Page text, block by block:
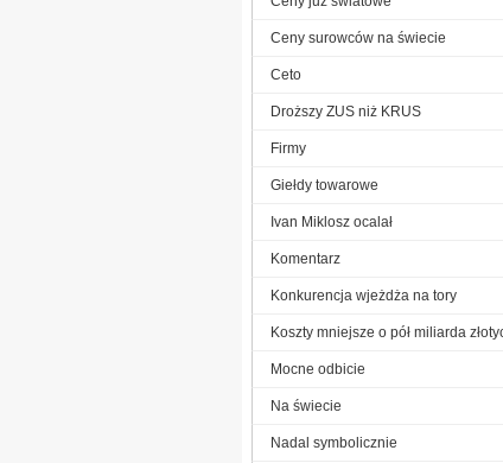
Ceny surowców na świecie
Ceto
Droższy ZUS niż KRUS
Firmy
Giełdy towarowe
Ivan Miklosz ocalał
Komentarz
Konkurencja wjeżdża na tory
Koszty mniejsze o pół miliarda
Mocne odbicie
Na świecie
Nadal symbolicznie